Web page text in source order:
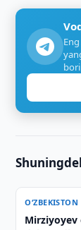
O‘ZBEKISTON